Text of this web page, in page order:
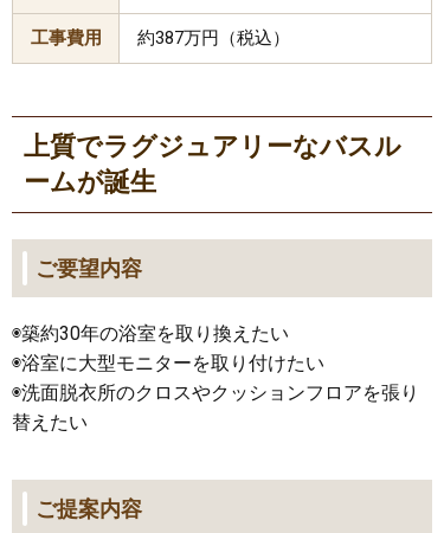
工事費用 約387万円（税込）
上質でラグジュアリーなバスル
ームが誕生
ご要望内容
◉築約30年の浴室を取り換えたい
◉浴室に大型モニターを取り付けたい
◉洗面脱衣所のクロスやクッションフロアを張り
替えたい
ご提案内容